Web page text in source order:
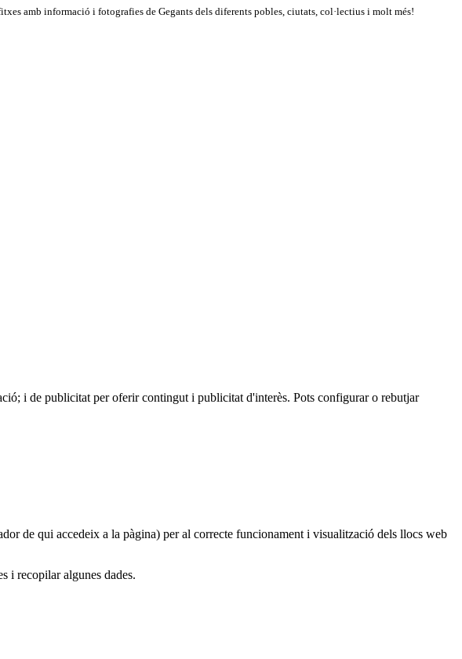
amb informació i fotografies de Gegants dels diferents pobles, ciutats, col·lectius i molt més!
i de publicitat per oferir contingut i publicitat d'interès. Pots configurar o rebutjar
de qui accedeix a la pàgina) per al correcte funcionament i visualització dels llocs web
i recopilar algunes dades.